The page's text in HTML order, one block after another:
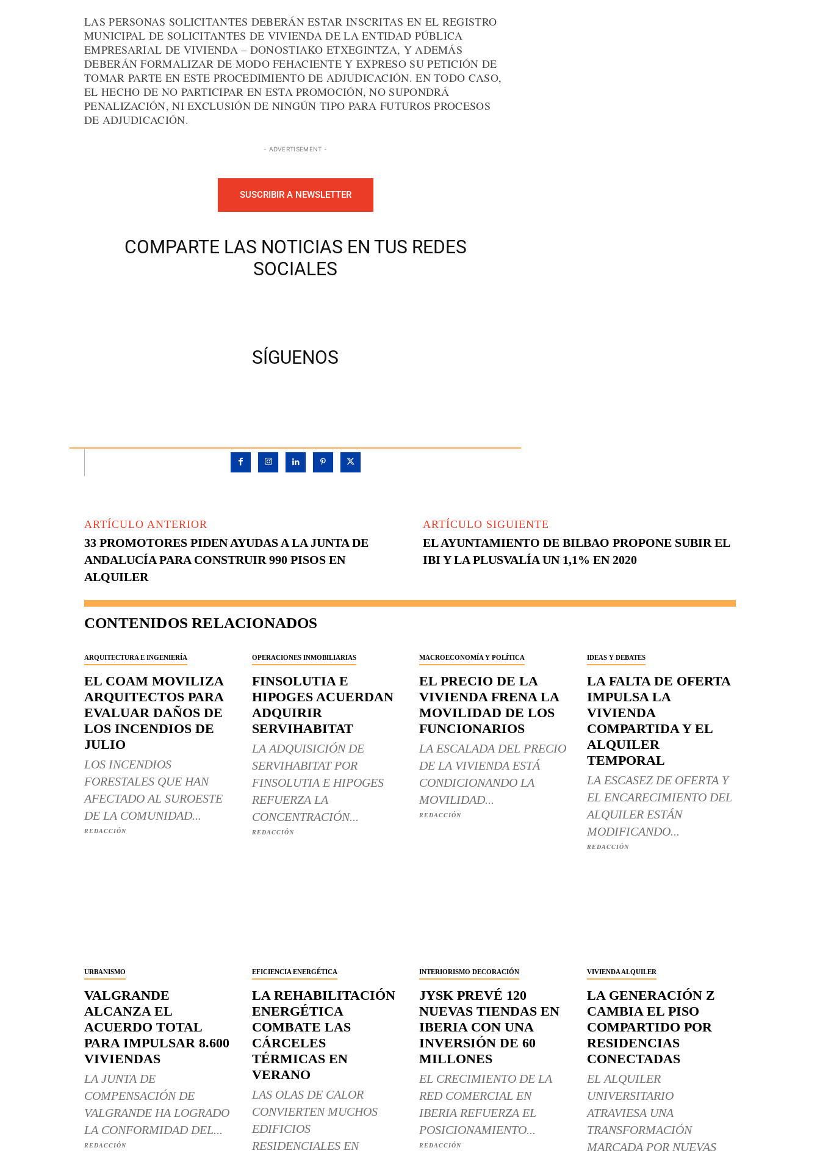
LAS PERSONAS SOLICITANTES DEBERÁN ESTAR INSCRITAS EN EL REGISTRO
MUNICIPAL DE SOLICITANTES DE VIVIENDA DE LA ENTIDAD PÚBLICA
EMPRESARIAL DE VIVIENDA – DONOSTIAKO ETXEGINTZA, Y ADEMÁS
DEBERÁN FORMALIZAR DE MODO FEHACIENTE Y EXPRESO SU PETICIÓN DE
TOMAR PARTE EN ESTE PROCEDIMIENTO DE ADJUDICACIÓN. EN TODO CASO,
EL HECHO DE NO PARTICIPAR EN ESTA PROMOCIÓN, NO SUPONDRÁ
PENALIZACIÓN, NI EXCLUSIÓN DE NINGÚN TIPO PARA FUTUROS PROCESOS
DE ADJUDICACIÓN.
- ADVERTISEMENT -
SUSCRIBIR A NEWSLETTER
COMPARTE LAS NOTICIAS EN TUS REDES
SOCIALES
SÍGUENOS
ARTÍCULO ANTERIOR
33 PROMOTORES PIDEN AYUDAS A LA JUNTA DE
ANDALUCÍA PARA CONSTRUIR 990 PISOS EN
ALQUILER
ARTÍCULO SIGUIENTE
EL AYUNTAMIENTO DE BILBAO PROPONE SUBIR EL
IBI Y LA PLUSVALÍA UN 1,1% EN 2020
CONTENIDOS RELACIONADOS
ARQUITECTURA E INGENIERÍA
EL COAM MOVILIZA
ARQUITECTOS PARA
EVALUAR DAÑOS DE
LOS INCENDIOS DE
JULIO
LOS INCENDIOS
FORESTALES QUE HAN
AFECTADO AL SUROESTE
DE LA COMUNIDAD...
REDACCIÓN
OPERACIONES INMOBILIARIAS
FINSOLUTIA E
HIPOGES ACUERDAN
ADQUIRIR
SERVIHABITAT
LA ADQUISICIÓN DE
SERVIHABITAT POR
FINSOLUTIA E HIPOGES
REFUERZA LA
CONCENTRACIÓN...
REDACCIÓN
MACROECONOMÍA Y POLÍTICA
EL PRECIO DE LA
VIVIENDA FRENA LA
MOVILIDAD DE LOS
FUNCIONARIOS
LA ESCALADA DEL PRECIO
DE LA VIVIENDA ESTÁ
CONDICIONANDO LA
MOVILIDAD...
REDACCIÓN
IDEAS Y DEBATES
LA FALTA DE OFERTA
IMPULSA LA
VIVIENDA
COMPARTIDA Y EL
ALQUILER
TEMPORAL
LA ESCASEZ DE OFERTA Y
EL ENCARECIMIENTO DEL
ALQUILER ESTÁN
MODIFICANDO...
REDACCIÓN
URBANISMO
VALGRANDE
ALCANZA EL
ACUERDO TOTAL
PARA IMPULSAR 8.600
VIVIENDAS
LA JUNTA DE
COMPENSACIÓN DE
VALGRANDE HA LOGRADO
LA CONFORMIDAD DEL...
REDACCIÓN
EFICIENCIA ENERGÉTICA
LA REHABILITACIÓN
ENERGÉTICA
COMBATE LAS
CÁRCELES
TÉRMICAS EN
VERANO
LAS OLAS DE CALOR
CONVIERTEN MUCHOS
EDIFICIOS
RESIDENCIALES EN
INTERIORISMO DECORACIÓN
JYSK PREVÉ 120
NUEVAS TIENDAS EN
IBERIA CON UNA
INVERSIÓN DE 60
MILLONES
EL CRECIMIENTO DE LA
RED COMERCIAL EN
IBERIA REFUERZA EL
POSICIONAMIENTO...
REDACCIÓN
VIVIENDA ALQUILER
LA GENERACIÓN Z
CAMBIA EL PISO
COMPARTIDO POR
RESIDENCIAS
CONECTADAS
EL ALQUILER
UNIVERSITARIO
ATRAVIESA UNA
TRANSFORMACIÓN
MARCADA POR NUEVAS